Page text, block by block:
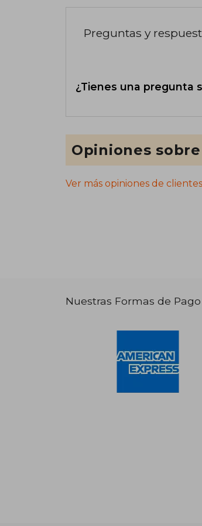
Preguntas y
¿Tienes una pregunta
Opiniones
Ver más opiniones de clientes
Nuestras Formas de Pago